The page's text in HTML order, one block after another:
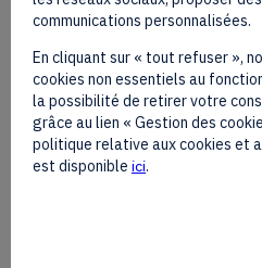
former
French
communications personnalisées.
En cliquant sur « tout refuser »,
cookies non essentiels au
la possibilité de retirer votre
grâce au lien « Gestion des
politique relative aux cookies et
est disponible ici.